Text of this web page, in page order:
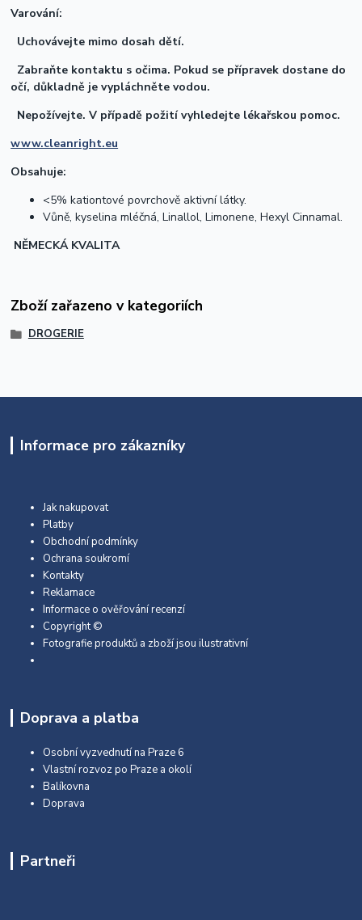
Varování:
Uchovávejte mimo dosah dětí.
Zabraňte kontaktu s očima. Pokud se přípravek dostane do
očí, důkladně je vypláchněte vodou.
Nepožívejte. V případě požití vyhledejte lékařskou pomoc.
www.cleanright.eu
Obsahuje:
<5% kationtové povrchově aktivní látky.
Vůně, kyselina mléčná, Linallol, Limonene, Hexyl Cinnamal.
NĚMECKÁ KVALITA
Zboží zařazeno v kategoriích
DROGERIE
Informace pro zákazníky
Jak nakupovat
Platby
Obchodní podmínky
Ochrana soukromí
Kontakty
Reklamace
Informace o ověřování recenzí
Copyright ©
Fotografie produktů a zboží jsou ilustrativní
Doprava a platba
Osobní vyzvednutí na Praze 6
Vlastní rozvoz po Praze a okolí
Balíkovna
Doprava
Partneři